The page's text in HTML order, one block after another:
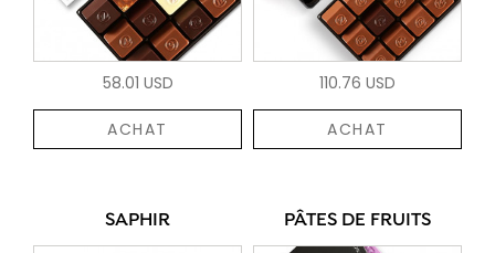
58.01 USD
ACHAT
110.76 USD
ACHAT
SAPHIR PÂTES DE FRUITS